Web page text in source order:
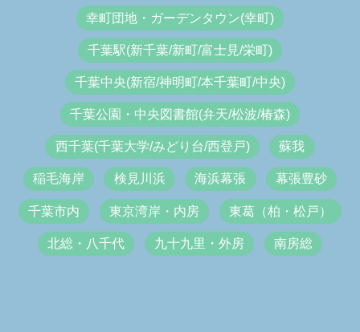
幸町団地・ガーデンタウン(幸町)
千葉駅(新千葉/新町/富士見/栄町)
千葉中央(新宿/神明町/本千葉町/中央)
千葉公園・中央図書館(弁天/松波/椿森)
西千葉(千葉大学/みどり台/西登戸) 蘇我
稲毛海岸 検見川浜 海浜幕張 幕張豊砂
千葉市内 東京湾岸・内房 東葛（柏・松戸）
北総・八千代 九十九里・外房 南房総